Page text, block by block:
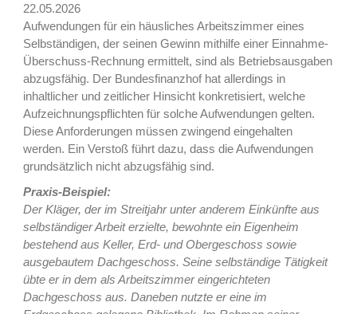
22.05.2026
Aufwendungen für ein häusliches Arbeitszimmer eines
Selbständigen, der seinen Gewinn mithilfe einer Einnahme-
Überschuss-Rechnung ermittelt, sind als Betriebsausgaben
abzugsfähig. Der Bundesfinanzhof hat allerdings in
inhaltlicher und zeitlicher Hinsicht konkretisiert, welche
Aufzeichnungspflichten für solche Aufwendungen gelten.
Diese Anforderungen müssen zwingend eingehalten
werden. Ein Verstoß führt dazu, dass die Aufwendungen
grundsätzlich nicht abzugsfähig sind.
Praxis-Beispiel:
Der Kläger, der im Streitjahr unter anderem Einkünfte aus
selbständiger Arbeit erzielte, bewohnte ein Eigenheim
bestehend aus Keller, Erd- und Obergeschoss sowie
ausgebautem Dachgeschoss. Seine selbständige Tätigkeit
übte er in dem als Arbeitszimmer eingerichteten
Dachgeschoss aus. Daneben nutzte er eine im